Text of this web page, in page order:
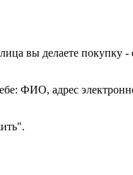
вы делаете покупку -
ФИО, адрес